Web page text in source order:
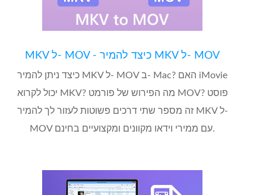
MKV ל- MOV - כיצד להמיר MKV ל- MOV
כיצד ניתן להמיר MKV ל- MOV ב- Mac? האם iMovie
יכול לקרוא MKV? מה הפירוש של פורמט MOV? פוסט
זה מספר שתי דרכים פשוטות לעזור לך להמיר MKV ל-
MOV עם ממירי וידאו מקוונים ומקצועיים בחינם.